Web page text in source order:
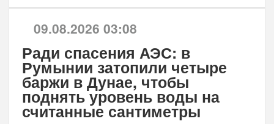
09.08.2026 03:08
Ради спасения АЭС: в
Румынии затопили четыре
баржи в Дунае, чтобы
поднять уровень воды на
считанные сантиметры